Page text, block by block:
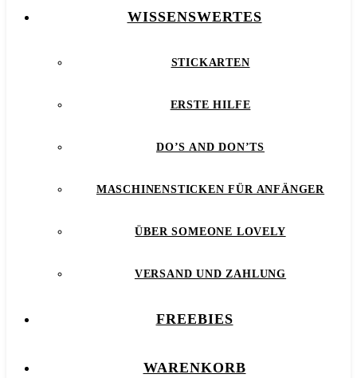
WISSENSWERTES
STICKARTEN
ERSTE HILFE
DO’S AND DON’TS
MASCHINENSTICKEN FÜR ANFÄNGER
ÜBER SOMEONE LOVELY
VERSAND UND ZAHLUNG
FREEBIES
WARENKORB